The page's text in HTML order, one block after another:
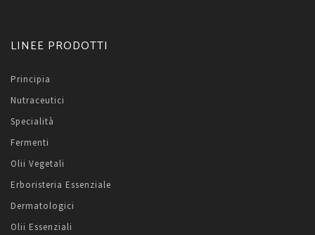
LINEE PRODOTTI
Principia
Nutraceutici
Specialità
Fermenti
Olii Vegetali
Erboristeria Essenziale
Dermatologici
Olii Essenziali